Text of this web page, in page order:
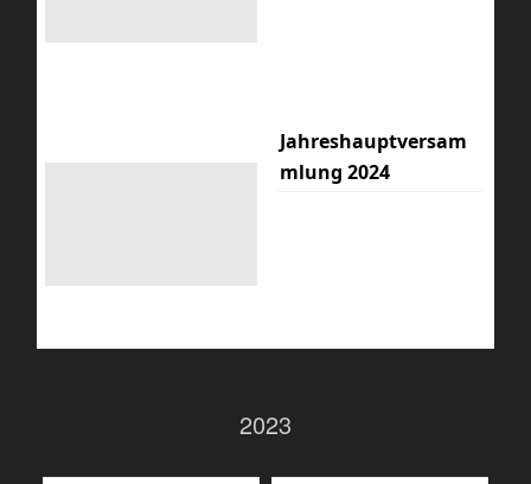
Jahreshauptversam
mlung 2024
2023